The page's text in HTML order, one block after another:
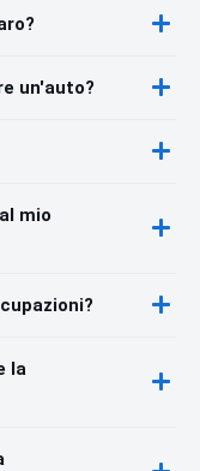
un'auto?
mio
la